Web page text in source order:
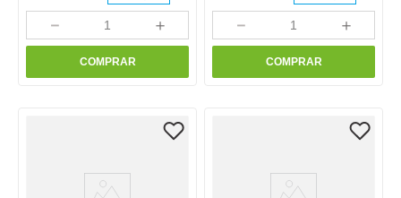
＋
－
COMPRAR
＋
－
COMPRAR